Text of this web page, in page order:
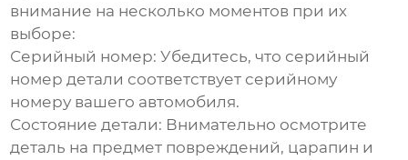
внимание на несколько моментов при их
выборе:
Серийный номер: Убедитесь, что серийный
номер детали соответствует серийному
номеру вашего автомобиля.
Состояние детали: Внимательно осмотрите
деталь на предмет повреждений, царапин и